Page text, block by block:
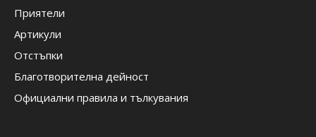
Приятели
Артикули
Отстъпки
Благотворителна дейност
Официални правила и тълкувания